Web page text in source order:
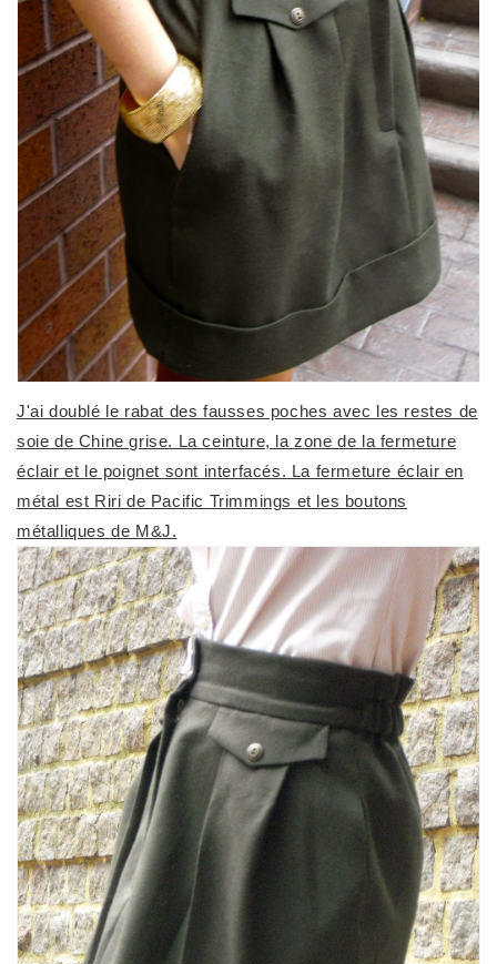
J'ai doublé le rabat des fausses poches avec les restes de
soie de Chine grise. La ceinture, la zone de la fermeture
éclair et le poignet sont interfacés. La fermeture éclair en
métal est Riri de Pacific Trimmings et les boutons
métalliques de M&J.